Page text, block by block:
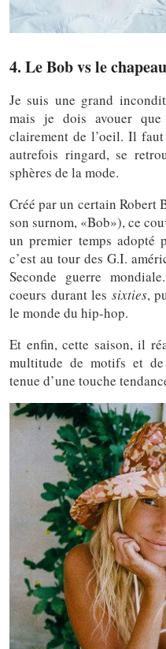
4. Le Bob vs le
Je suis une grand
mais je dois avouer
clairement de l’oeil. Il
autrefois ringard, se
sphères de la mode.
Créé par un certain
son surnom, «Bob»), ce
un premier temps adopté
c’est au tour des G.I.
Seconde guerre
coeurs durant les sixties,
le monde du hip-hop.
Et enfin, cette saison, il
multitude de motifs et
tenue d’une touche